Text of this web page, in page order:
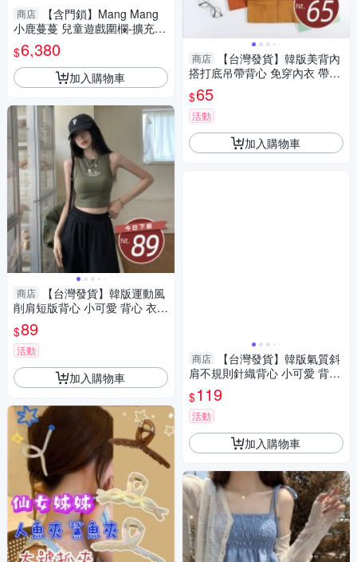
商店
【含門鎖】Mang Mang
小鹿蔓蔓 兒童遊戲圍欄-擴充
版-2色【六甲媽咪】
$6,380
加入購物車
商店
【台灣發貨】韓版運動風
削肩短版背心 小可愛 背心 衣
服 女裝 上衣【V274】
$89
活動
加入購物車
商店
【台灣發貨】韓版美背內
搭打底吊帶背心 免穿內衣 帶胸
墊 小可愛 背心 衣服 女裝 上衣
【V145】
$65
活動
加入購物車
商店
【台灣發貨】韓版氣質斜
肩不規則針織背心 小可愛 背
心 衣服 女裝 上衣【V252】
$119
活動
加入購物車